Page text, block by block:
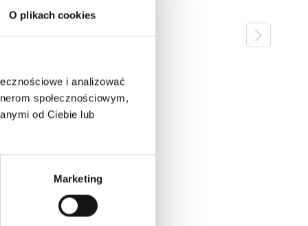
O plikach cookies
i analizować
społecznościowym,
od Ciebie lub
Marketing